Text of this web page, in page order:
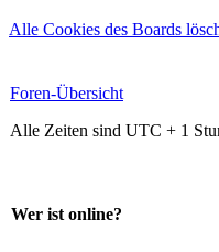
Alle Cookies des Boards
Foren-Übersicht
Alle Zeiten sind UTC + 1
Wer ist online?